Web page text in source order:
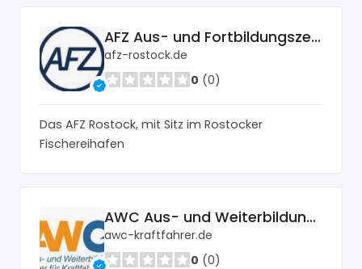
AFZ Aus- und Fortbildungszentrum Rostock GmbH Alter Hafen Süd
afz-rostock.de
0 (0)
Das AFZ Rostock, mit Sitz im Rostocker
Fischereihafen
AWC Aus- und WeiterbildungsCenter für Kraftfahrer GmbH
awc-kraftfahrer.de
0 (0)